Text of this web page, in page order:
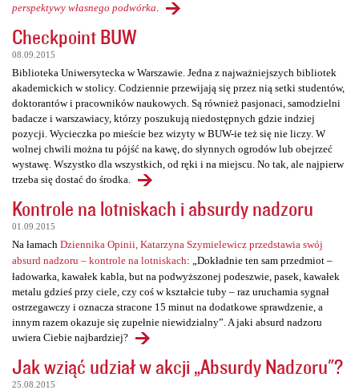
perspektywy własnego podwórka
Checkpoint BUW
08.09.2015
Biblioteka Uniwersytecka w Warszawie. Jedna z najważniejszych bibliotek
akademickich w stolicy. Codziennie przewijają się przez nią setki studentów,
doktorantów i pracowników naukowych. Są również pasjonaci, samodzielni
badacze i warszawiacy, którzy poszukują niedostępnych gdzie indziej
pozycji. Wycieczka po mieście bez wizyty w BUW-ie też się nie liczy. W
wolnej chwili można tu pójść na kawę, do słynnych ogrodów lub obejrzeć
wystawę. Wszystko dla wszystkich, od ręki i na miejscu. No tak, ale najpierw
trzeba się dostać do środka.
Kontrole na lotniskach i absurdy nadzoru
01.09.2015
Na łamach Dziennika Opinii, Katarzyna Szymielewicz przedstawia swój
absurd nadzoru – kontrole na lotniskach: „Dokładnie ten sam przedmiot –
ładowarka, kawałek kabla, but na podwyższonej podeszwie, pasek, kawałek
metalu gdzieś przy ciele, czy coś w kształcie tuby – raz uruchamia sygnał
ostrzegawczy i oznacza stracone 15 minut na dodatkowe sprawdzenie, a
innym razem okazuje się zupełnie niewidzialny”. A jaki absurd nadzoru
uwiera Ciebie najbardziej?
Jak wziąć udział w akcji „Absurdy Nadzoru"?
25.08.2015